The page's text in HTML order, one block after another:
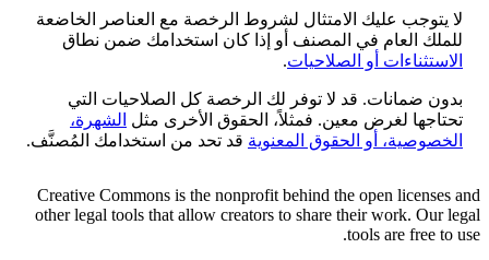
لا يتوجب عليك الامتثال لشروط الرخصة مع العناصر الخاضعة
للملك العام في المصنف أو إذا كان استخدامك ضمن نطاق
الاستثناءات أو الصلاحيات.
بدون ضمانات. قد لا توفر لك الرخصة كل الصلاحيات التي
تحتاجها لغرض معين. فمثلاً، الحقوق الأخرى مثل الشهرة،
الخصوصية، أو الحقوق المعنوية قد تحد من استخدامك المُصنَّف.
Creative Commons is the nonprofit behind the open licenses and
other legal tools that allow creators to share their work. Our legal
tools are free to use.